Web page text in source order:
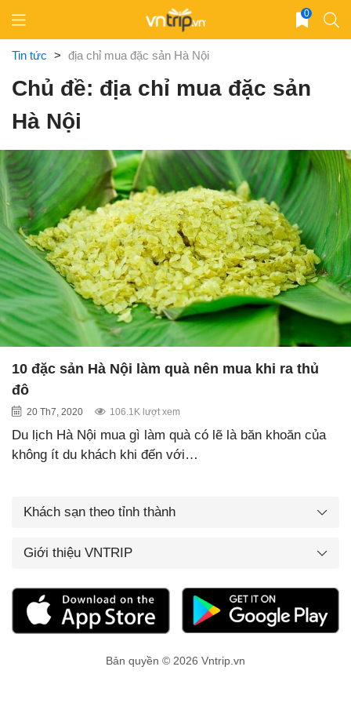
content
0
Tin tức > địa chỉ mua đặc sản Hà Nội
Chủ đề: địa chỉ mua đặc sản
Hà Nội
10 đặc sản Hà Nội làm quà nên mua khi ra thủ
đô
20 Th7, 2020 106.1K lượt xem
Du lịch Hà Nội mua gì làm quà có lẽ là băn khoăn của
không ít du khách khi đến với…
Khách sạn theo tỉnh thành
Giới thiệu VNTRIP
Bản quyền © 2026 Vntrip.vn